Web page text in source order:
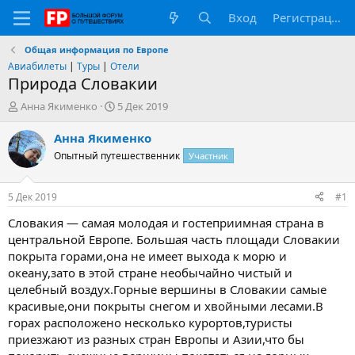
Вход Регистрация
Общая информация по Европе
Авиабилеты | Туры | Отели
Природа Словакии
А
т
о
р
т
е
м
ы
Анна Якименко
Д
т
н
а
л
5 Дек 2019
Анна Якименко
Опытный путешественник Участник
5 Дек 2019 #1
Словакия — самая молодая и гостеприимная страна в
центральной Европе. Большая часть площади Словакии
покрыта горами,она не имеет выхода к морю и
океану,зато в этой стране необычайно чистый и
целебный воздух.Горные вершины в Словакии самые
красивые,они покрыты снегом и хвойными лесами.В
горах расположено несколько курортов,туристы
приезжают из разных стран Европы и Азии,что бы